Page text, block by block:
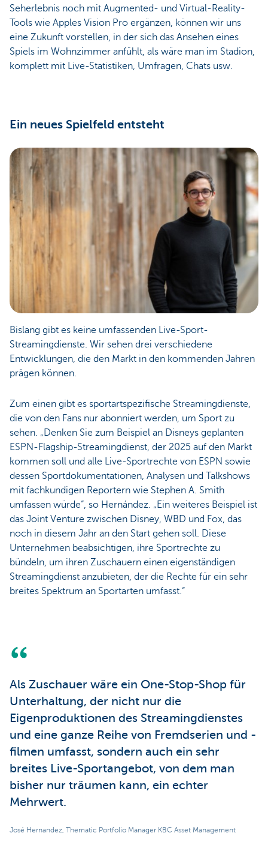
Seherlebnis noch mit Augmented- und Virtual-Reality-
Tools wie Apples Vision Pro ergänzen, können wir uns
eine Zukunft vorstellen, in der sich das Ansehen eines
Spiels im Wohnzimmer anfühlt, als wäre man im Stadion,
komplett mit Live-Statistiken, Umfragen, Chats usw.
Ein neues Spielfeld entsteht
Bislang gibt es keine umfassenden Live-Sport-
Streamingdienste. Wir sehen drei verschiedene
Entwicklungen, die den Markt in den kommenden Jahren
prägen können.
Zum einen gibt es sportartspezifische Streamingdienste,
die von den Fans nur abonniert werden, um Sport zu
sehen. „Denken Sie zum Beispiel an Disneys geplanten
ESPN-Flagship-Streamingdienst, der 2025 auf den Markt
kommen soll und alle Live-Sportrechte von ESPN sowie
dessen Sportdokumentationen, Analysen und Talkshows
mit fachkundigen Reportern wie Stephen A. Smith
umfassen würde“, so Hernández. „Ein weiteres Beispiel ist
das Joint Venture zwischen Disney, WBD und Fox, das
noch in diesem Jahr an den Start gehen soll. Diese
Unternehmen beabsichtigen, ihre Sportrechte zu
bündeln, um ihren Zuschauern einen eigenständigen
Streamingdienst anzubieten, der die Rechte für ein sehr
breites Spektrum an Sportarten umfasst.“
Als Zuschauer wäre ein One-Stop-Shop für
Unterhaltung, der nicht nur die
Eigenproduktionen des Streamingdienstes
und eine ganze Reihe von Fremdserien und -
filmen umfasst, sondern auch ein sehr
breites Live-Sportangebot, von dem man
bisher nur träumen kann, ein echter
Mehrwert.
José Hernandez, Thematic Portfolio Manager KBC Asset Management